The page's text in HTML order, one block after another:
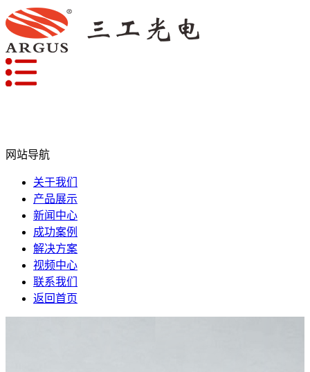
网站导航
关于我们
产品展示
新闻中心
成功案例
解决方案
视频中心
联系我们
返回首页